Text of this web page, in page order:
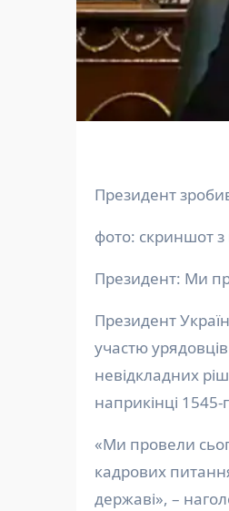
Президент
фото: скриншот з
Президент: Ми
Президент України Володимир Зеленський повідомив, що провів тривалу й детальну нараду за
участю
невідкладних
наприкінці 1545-
«Ми провели
кадрових
державі», –